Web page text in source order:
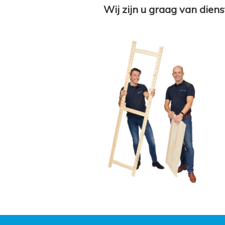
Wij zijn u graag van